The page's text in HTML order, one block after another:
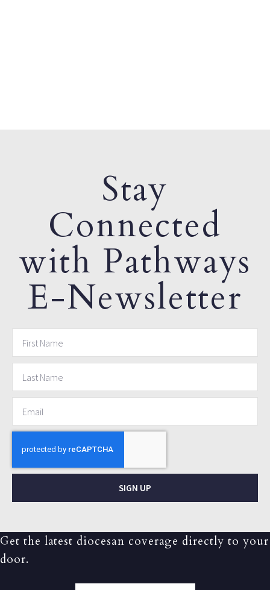
Stay
Connected
with Pathways
E-Newsletter
SIGN UP
Get the latest diocesan coverage directly to your
door.